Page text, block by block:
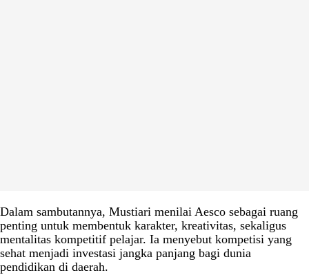
Dalam sambutannya, Mustiari menilai Aesco sebagai ruang
penting untuk membentuk karakter, kreativitas, sekaligus
mentalitas kompetitif pelajar. Ia menyebut kompetisi yang
sehat menjadi investasi jangka panjang bagi dunia
pendidikan di daerah.